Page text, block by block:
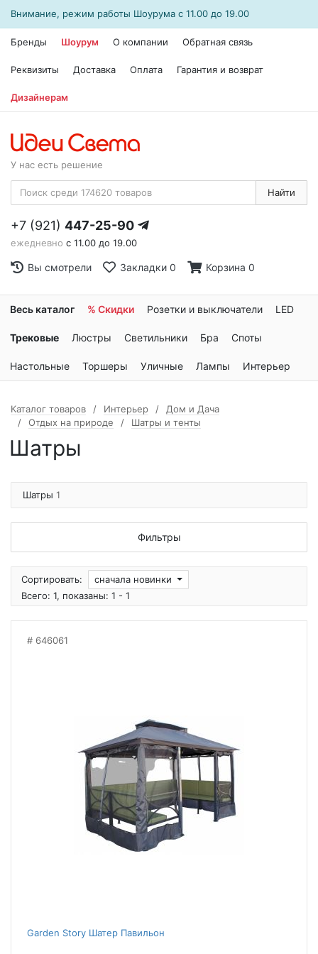
Внимание, режим работы Шоурума с 11.00 до 19.00
Бренды Шоурум О компании Обратная связь
Реквизиты Доставка Оплата Гарантия и возврат
Дизайнерам
У нас есть решение
Найти
+7 (921) 447-25-90
ежедневно с 11.00 до 19.00
Вы смотрели Закладки 0 Корзина 0
Весь каталог % Скидки Розетки и выключатели LED
Трековые Люстры Светильники Бра Споты
Настольные Торшеры Уличные Лампы Интерьер
Каталог товаров Интерьер
Дом и Дача
Отдых на природе
Шатры и тенты
Шатры
Шатры 1
Фильтры
Сортировать:
сначала новинки
Всего: 1, показаны: 1 - 1
646061
Garden Story Шатер Павильон